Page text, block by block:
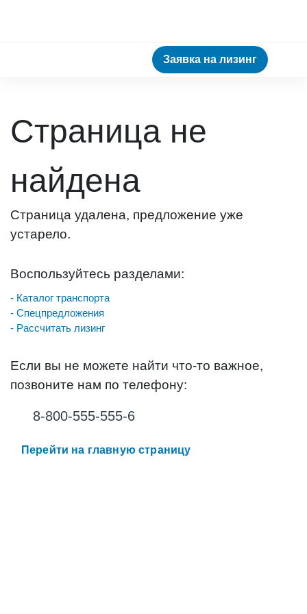
Заявка на лизинг
Страница не
найдена
Страница удалена, предложение уже
устарело.
Воспользуйтесь разделами:
- Каталог транспорта
- Спецпредложения
- Рассчитать лизинг
Если вы не можете найти что-то важное,
позвоните нам по телефону:
8-800-555-555-6
Перейти на главную страницу